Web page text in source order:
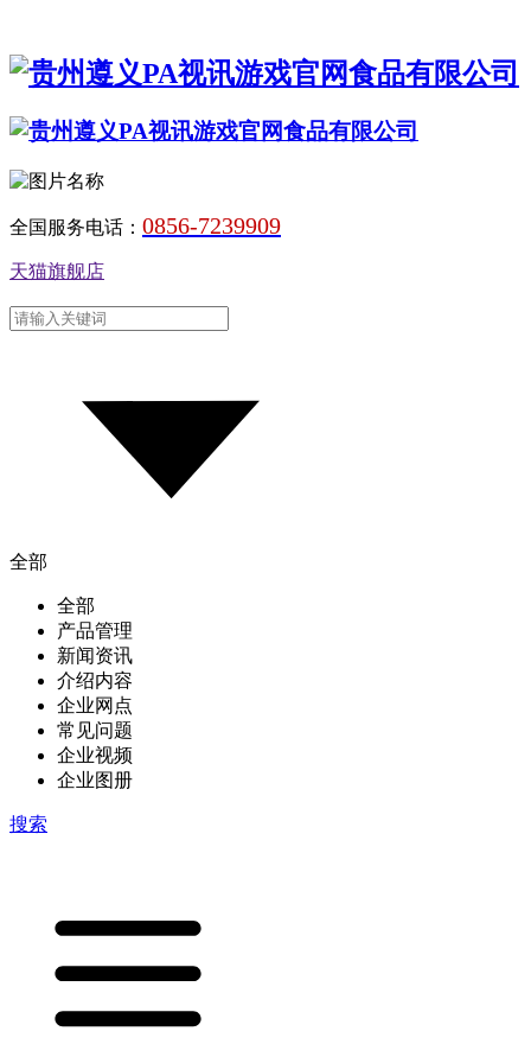
全国服务电话： 0856-7239909
天猫旗舰店
全部
全部
产品管理
新闻资讯
介绍内容
企业网点
常见问题
企业视频
企业图册
搜索